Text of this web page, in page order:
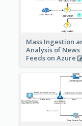
Mass Ingestion
Analysis of News
Feeds on Azure